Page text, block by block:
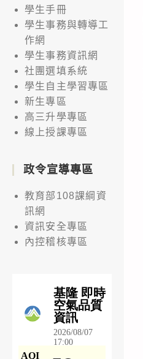
學生手冊
學生事務與轉導工
作網
學生事務資訊網
社團選填系統
學生自主學習專區
新生專區
高三升學專區
線上授課專區
政令宣導專區
教育部108課綱資
訊網
資訊安全專區
內控稽核專區